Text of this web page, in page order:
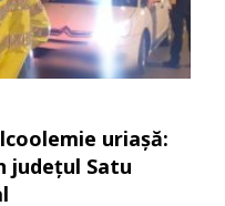
uriașă:
județul Satu